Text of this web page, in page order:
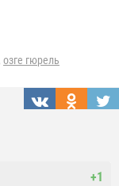
озге гюрель
+1